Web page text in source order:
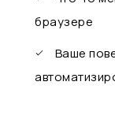
браузере
Ваше